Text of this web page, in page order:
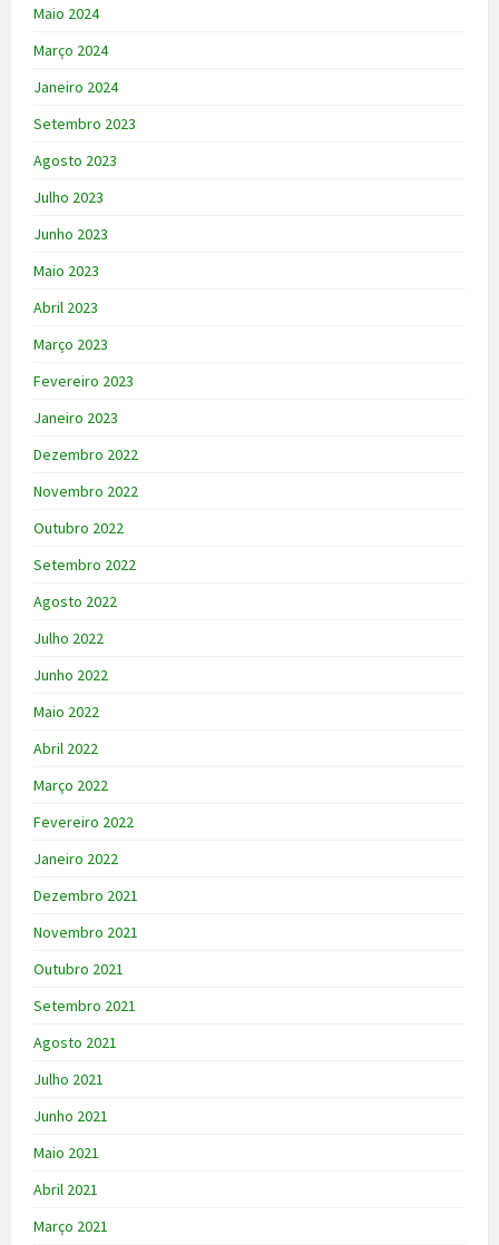
Maio 2024
Março 2024
Janeiro 2024
Setembro 2023
Agosto 2023
Julho 2023
Junho 2023
Maio 2023
Abril 2023
Março 2023
Fevereiro 2023
Janeiro 2023
Dezembro 2022
Novembro 2022
Outubro 2022
Setembro 2022
Agosto 2022
Julho 2022
Junho 2022
Maio 2022
Abril 2022
Março 2022
Fevereiro 2022
Janeiro 2022
Dezembro 2021
Novembro 2021
Outubro 2021
Setembro 2021
Agosto 2021
Julho 2021
Junho 2021
Maio 2021
Abril 2021
Março 2021